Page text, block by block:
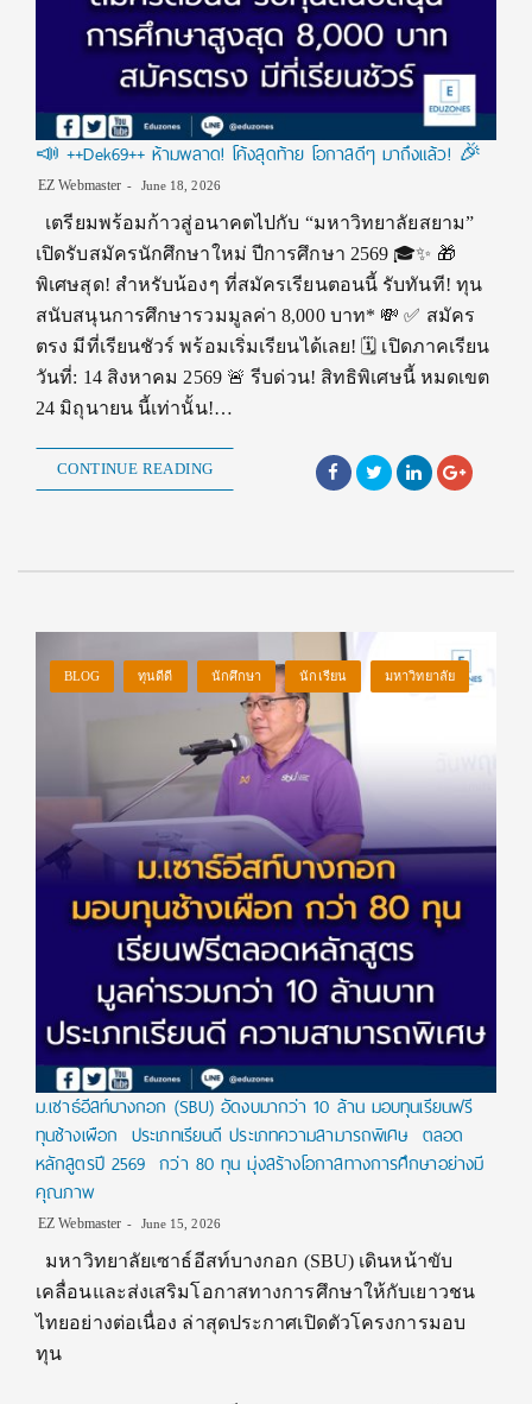
📣 ++Dek69++ ห้ามพลาด! โค้งสุดท้าย โอกาสดีๆ มาถึงแล้ว! 🎉
EZ Webmaster June 18, 2026
เตรียมพร้อมก้าวสู่อนาคตไปกับ “มหาวิทยาลัยสยาม”
เปิดรับสมัครนักศึกษาใหม่ ปีการศึกษา 2569 🎓✨ 🎁
พิเศษสุด! สำหรับน้องๆ ที่สมัครเรียนตอนนี้ รับทันที! ทุน
สนับสนุนการศึกษารวมมูลค่า 8,000 บาท* 💸 ✅ สมัคร
ตรง มีที่เรียนชัวร์ พร้อมเริ่มเรียนได้เลย! 🗓️ เปิดภาคเรียน
วันที่: 14 สิงหาคม 2569 🚨 รีบด่วน! สิทธิพิเศษนี้ หมดเขต
24 มิถุนายน นี้เท่านั้น!…
CONTINUE READING
BLOG ทุนดีดี นักศึกษา นักเรียน มหาวิทยาลัย
ม.เซาธ์อีสท์บางกอก (SBU) อัดงบมากว่า 10 ล้าน มอบทุนเรียนฟรี
ทุนช้างเผือก ประเภทเรียนดี ประเภทความสามารถพิเศษ ตลอด
หลักสูตรปี 2569 กว่า 80 ทุน มุ่งสร้างโอกาสทางการศึกษาอย่างมี
คุณภาพ
EZ Webmaster June 15, 2026
มหาวิทยาลัยเซาธ์อีสท์บางกอก (SBU) เดินหน้าขับ
เคลื่อนและส่งเสริมโอกาสทางการศึกษาให้กับเยาวชน
ไทยอย่างต่อเนื่อง ล่าสุดประกาศเปิดตัวโครงการมอบ